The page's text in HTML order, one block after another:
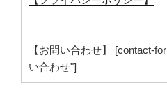
【お問い合わせ】 [contact-
い合わせ"]